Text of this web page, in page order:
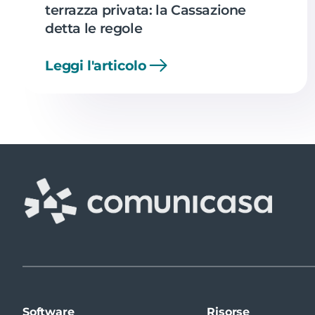
terrazza privata: la Cassazione
detta le regole
Leggi l'articolo
Software Risorse